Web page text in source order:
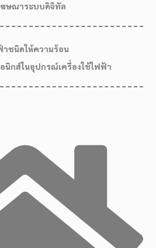
ษณาระบบดิจิทัล
าชนิดให้ความร้อน
นิกส์ในอุปกรณ์เครื่องใช้ไฟฟ้า